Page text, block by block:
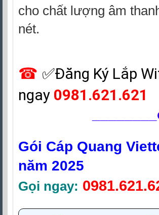
cho chất lượng âm
nét.
☎ ✅‎Đăng Ký Lắp
ngay 0981.621.621
Gói Cáp Quang
năm 2025
Gọi ngay: